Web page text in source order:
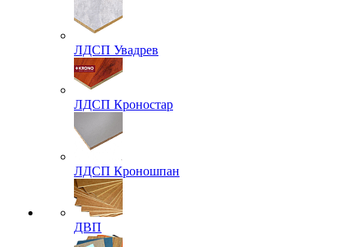
ЛДСП Увадрев
ЛДСП Кроностар
ЛДСП Кроношпан
ДВП